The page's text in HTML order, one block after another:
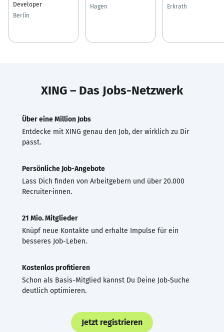
Developer
Berlin
Hagen
Erkrath
XING – Das Jobs-Netzwerk
Über eine Million Jobs
Entdecke mit XING genau den Job, der wirklich zu Dir
passt.
Persönliche Job-Angebote
Lass Dich finden von Arbeitgebern und über 20.000
Recruiter·innen.
21 Mio. Mitglieder
Knüpf neue Kontakte und erhalte Impulse für ein
besseres Job-Leben.
Kostenlos profitieren
Schon als Basis-Mitglied kannst Du Deine Job-Suche
deutlich optimieren.
Jetzt registrieren